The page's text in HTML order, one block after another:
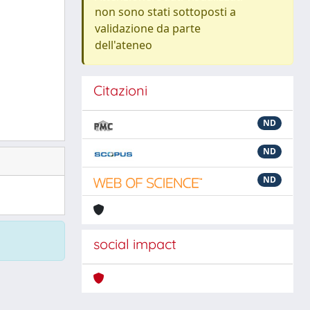
non sono stati sottoposti a
validazione da parte
dell'ateneo
Citazioni
ND
ND
ND
social impact